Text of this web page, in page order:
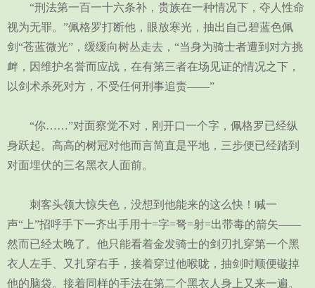
“刑法第一百一十六条补，贵族在一种情况下，夺人性命
视为无罪。”佩格罗打断他，眼放寒光，抽出自己碧蓝色佩
剑“苍蓝微光”，缓缓向树丛走去，“当身为骑士者遭到对方挑
衅，因维护名誉而应战，在有第三者在场见证的情况之下，
以剑术杀死对方，不受任何刑事追责——”
“你……”对面察觉不对，刚开口一个字，佩格罗已经纵
身跃起。高高的树冠对他而言简直是平地，三步便已经踏到
对面埋伏的三名黑衣人面前。
刺客头领大惊失色，没想到他能来的这么快！喊一
声“上”招呼手下一齐出手用十=字=弩=射=出带毒的箭矢——
然而已经太晚了。他只能看着金发骑士的剑刃扎穿第一个黑
衣人左手、又扎穿右手，接着穿过他喉咙，抽剑时顺便镟掉
他的脑袋。接着同样的手法在第二个黑衣人身上又来一遍。